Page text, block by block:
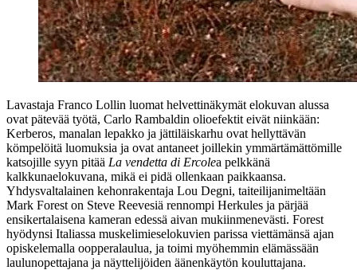
Lavastaja Franco Lollin luomat helvettinäkymät elokuvan alussa
ovat pätevää työtä, Carlo Rambaldin olioefektit eivät niinkään:
Kerberos, manalan lepakko ja jättiläiskarhu ovat hellyttävän
kömpelöitä luomuksia ja ovat antaneet joillekin ymmärtämättömille
katsojille syyn pitää La vendetta di Ercolea pelkkänä
kalkkunaelokuvana, mikä ei pidä ollenkaan paikkaansa.
Yhdysvaltalainen kehonrakentaja Lou Degni, taiteilijanimeltään
Mark Forest on Steve Reevesiä rennompi Herkules ja pärjää
ensikertalaisena kameran edessä aivan mukiinmenevästi. Forest
hyödynsi Italiassa muskelimieselokuvien parissa viettämänsä ajan
opiskelemalla oopperalaulua, ja toimi myöhemmin elämässään
laulunopettajana ja näyttelijöiden äänenkäytön kouluttajana.